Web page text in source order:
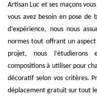
Artisan Luc et ses maçons
vous avez besoin en pose de
d’expérience, nous nous
normes tout offrant un
projet, nous l’étudierons
compositions à utiliser pour
décoratif selon vos critères.
déplacement gratuit sur tout